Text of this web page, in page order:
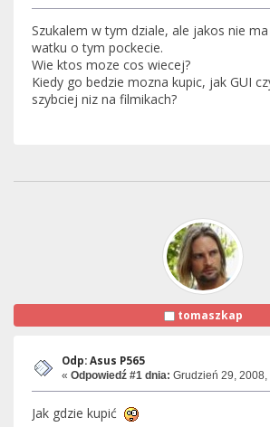
Szukalem w tym dziale, ale jakos nie
watku o tym pockecie.
Wie ktos moze cos wiecej?
Kiedy go bedzie mozna kupic, jak GUI
szybciej niz na filmikach?
tomaszkap
Odp: Asus P565
« Odpowiedź #1 dnia: Grudzień 29, 2008,
Jak gdzie kupić